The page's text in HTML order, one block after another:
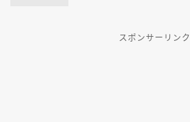
スポンサーリンク